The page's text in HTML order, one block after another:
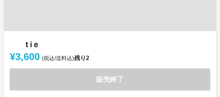
t i e
¥3,600 (税込/送料込)残り2
販売終了